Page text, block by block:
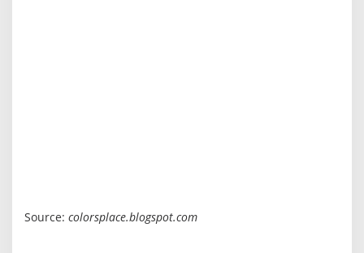
Source: colorsplace.blogspot.com